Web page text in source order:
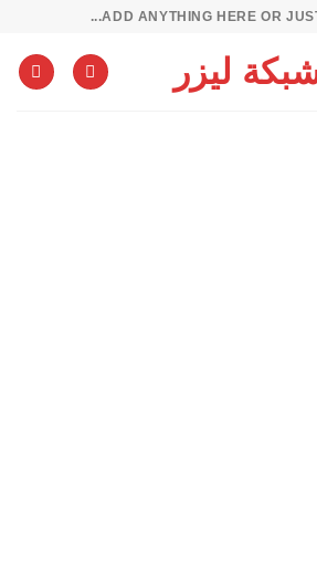
ADD ANYTHING HERE OR
ليزر